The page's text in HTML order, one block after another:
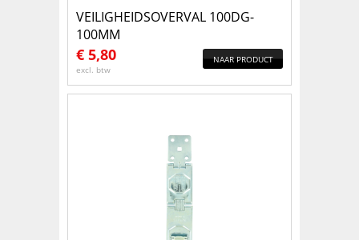
VEILIGHEIDSOVERVAL 100DG-
100MM
€ 5,80
excl. btw
NAAR PRODUCT